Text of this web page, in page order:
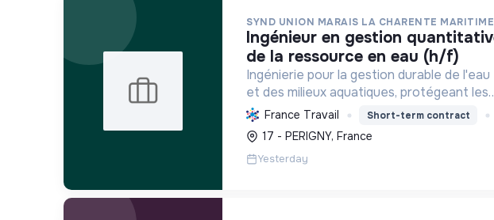
SYND UNION MARAIS LA CHARENTE MARITIME
ingénieur en gestion quantitative
de la ressource en eau (h/f)
Ingénierie pour la gestion durable de l'eau
et des milieux aquatiques, protégeant les
territoires des inondations et préservant la
biodiversité des marais et zones humides
en Charente-Maritime.
France Travail Short-term contract
17 - PERIGNY, France
Yesterday